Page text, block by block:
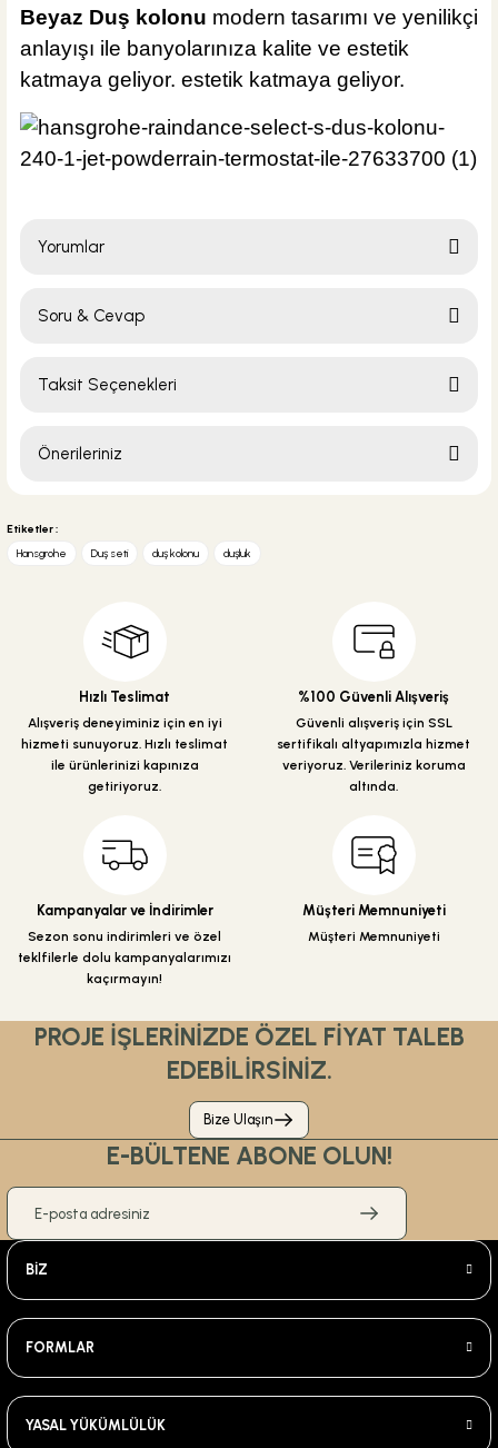
Beyaz Duş kolonu modern tasarımı ve yenilikçi
anlayışı ile banyolarınıza kalite ve estetik
katmaya geliyor. estetik katmaya geliyor.
Yorumlar
Soru & Cevap
Taksit Seçenekleri
Önerileriniz
yetersiz gördüğünüz noktaları öneri formunu kullanarak tarafımıza
Görüş ve önerileriniz için teşekkür ederiz.
Ürün resmi kalitesiz, bozuk veya görüntülenemiyor.
Ürün açıklamasında eksik bilgiler bulunuyor.
Ürün fiyatı diğer sitelerden daha pahalı.
Bu ürüne benzer farklı alternatifler olmalı.
Etiketler :
Hansgrohe
Duş seti duş kolonu duşluk
Hızlı Teslimat
Alışveriş deneyiminiz için en iyi
hizmeti sunuyoruz. Hızlı teslimat
ile ürünlerinizi kapınıza
getiriyoruz.
%100 Güvenli Alışveriş
Güvenli alışveriş için SSL
sertifikalı altyapımızla hizmet
veriyoruz. Verileriniz koruma
altında.
Kampanyalar ve İndirimler
Sezon sonu indirimleri ve özel
teklfilerle dolu kampanyalarımızı
kaçırmayın!
Müşteri Memnuniyeti
Müşteri Memnuniyeti
PROJE İŞLERİNİZDE ÖZEL FİYAT TALEB
EDEBİLİRSİNİZ.
Bize Ulaşın
E-BÜLTENE ABONE OLUN!
BİZ
FORMLAR
YASAL YÜKÜMLÜLÜK